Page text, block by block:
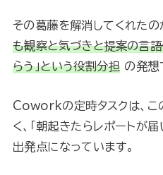
その葛藤を解消してくれたの
も観察と気づきと提案の言
らう」という役割分担 の発想
Coworkの定時タスクは、こ
く、「朝起きたらレポートが
出発点になっています。